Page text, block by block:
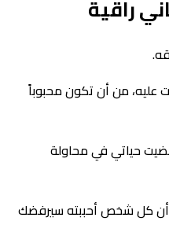
راقية
عليه، من أن تكون محبوباً
حياتي في محاولة
أن كل شخص أحببته سيرفضك